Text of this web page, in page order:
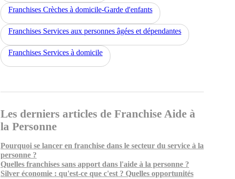
Franchises Crèches à domicile-Garde d'enfants
Franchises Services aux personnes âgées et dépendantes
Franchises Services à domicile
Les derniers articles de Franchise Aide à
la Personne
Pourquoi se lancer en franchise dans le secteur du service à la
personne ?
Quelles franchises sans apport dans l'aide à la personne ?
Silver économie : qu'est-ce que c'est ? Quelles opportunités